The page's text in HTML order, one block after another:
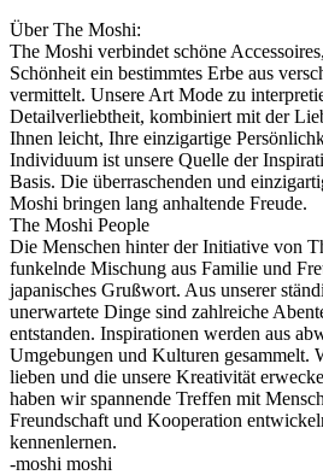
Über The Moshi:
The Moshi verbindet schöne
Schönheit ein bestimmtes Erbe aus
vermittelt. Unsere Art Mode zu
Detailverliebtheit, kombiniert mit der
Ihnen leicht, Ihre einzigartige
Individuum ist unsere Quelle der
Basis. Die überraschenden und
Moshi bringen lang anhaltende Freude.
The Moshi People
Die Menschen hinter der Initiative von
funkelnde Mischung aus Familie und
japanisches Grußwort. Aus unserer
unerwartete Dinge sind zahlreiche
entstanden. Inspirationen werden aus
Umgebungen und Kulturen gesammelt.
lieben und die unsere Kreativität
haben wir spannende Treffen mit
Freundschaft und Kooperation
kennenlernen.
-moshi moshi